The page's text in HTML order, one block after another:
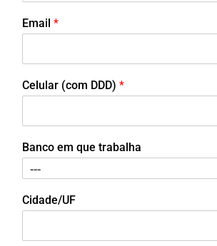
Email *
Celular (com DDD) *
Banco em que trabalha
Cidade/UF